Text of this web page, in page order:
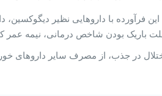
فرآورده با داروهایی نظیر
باریک بودن شاخص درمانی، نیمه عمر